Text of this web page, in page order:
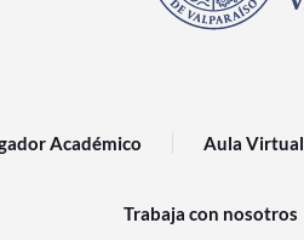
Académico Aula Virtual
Trabaja con nosotros